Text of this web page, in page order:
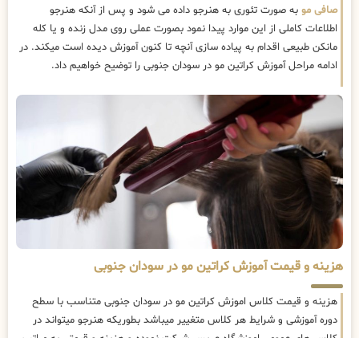
صافی مو به صورت تئوری به هنرجو داده می شود و پس از آنکه هنرجو
اطلاعات کاملی از این موارد پیدا نمود بصورت عملی روی مدل زنده و یا کله
مانکن طبیعی اقدام به پیاده سازی آنچه تا کنون آموزش دیده است میکند. در
ادامه مراحل آموزش کراتین مو در سودان جنوبی را توضیح خواهیم داد.
هزینه و قیمت آموزش کراتین مو در سودان جنوبی
هزینه و قیمت کلاس اموزش کراتین مو در سودان جنوبی متناسب با سطح
دوره آموزشی و شرایط هر کلاس متغییر میباشد بطوریکه هنرجو میتواند در